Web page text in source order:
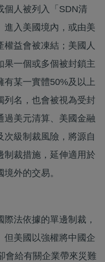
個人被列入「SDN清
進入美國境內，或由美
權益會被凍結；美國人
果一個或多個被封鎖主
有某一實體50%及以上
列名，也會被視為受封
過美元清算、美國金融
級制裁風險，將源自
制裁措施，延伸適用於
外的交易。
法依據的單邊制裁，
但美國以強權將中國企
會給有關企業帶來災難